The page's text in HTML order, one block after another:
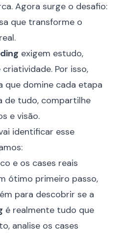
Agora surge o desafio:
que transforme o
exigem estudo,
Por isso,
que domine cada etapa
de tudo, compartilhe
e visão.
identificar esse
e os cases reais
ótimo primeiro passo,
para descobrir se a
é realmente tudo que
analise os cases